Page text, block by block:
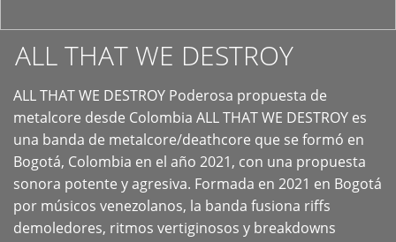
ALL THAT WE DESTROY
ALL THAT WE DESTROY Poderosa propuesta de
metalcore desde Colombia ALL THAT WE DESTROY es
una banda de metalcore/deathcore que se formó en
Bogotá, Colombia en el año 2021, con una propuesta
sonora potente y agresiva. Formada en 2021 en Bogotá
por músicos venezolanos, la banda fusiona riffs
demoledores, ritmos vertiginosos y breakdowns
+